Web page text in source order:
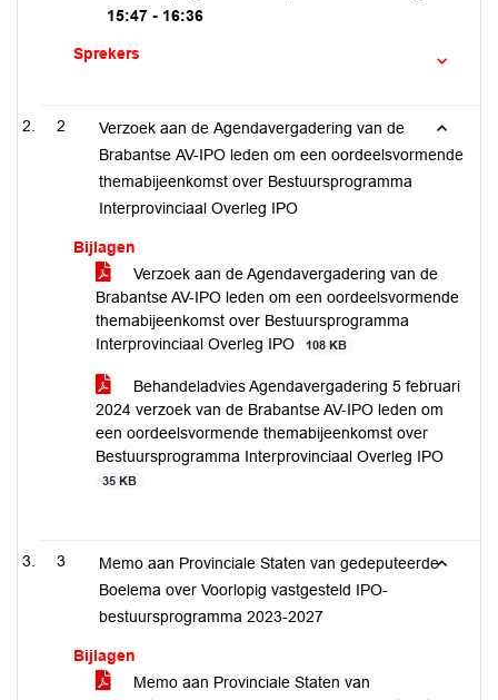
15:47 - 16:36
Sprekers
2
Verzoek aan de Agendavergadering van de
Brabantse AV-IPO leden om een oordeelsvormende
themabijeenkomst over Bestuursprogramma
Interprovinciaal Overleg IPO
Bijlagen
Verzoek aan de Agendavergadering van de
Brabantse AV-IPO leden om een oordeelsvormende
themabijeenkomst over Bestuursprogramma
Interprovinciaal Overleg IPO
108 KB
Behandeladvies Agendavergadering 5 februari
2024 verzoek van de Brabantse AV-IPO leden om
een oordeelsvormende themabijeenkomst over
Bestuursprogramma Interprovinciaal Overleg IPO
35 KB
3
Memo aan Provinciale Staten van gedeputeerde
Boelema over Voorlopig vastgesteld IPO-
bestuursprogramma 2023-2027
Bijlagen
Memo aan Provinciale Staten van